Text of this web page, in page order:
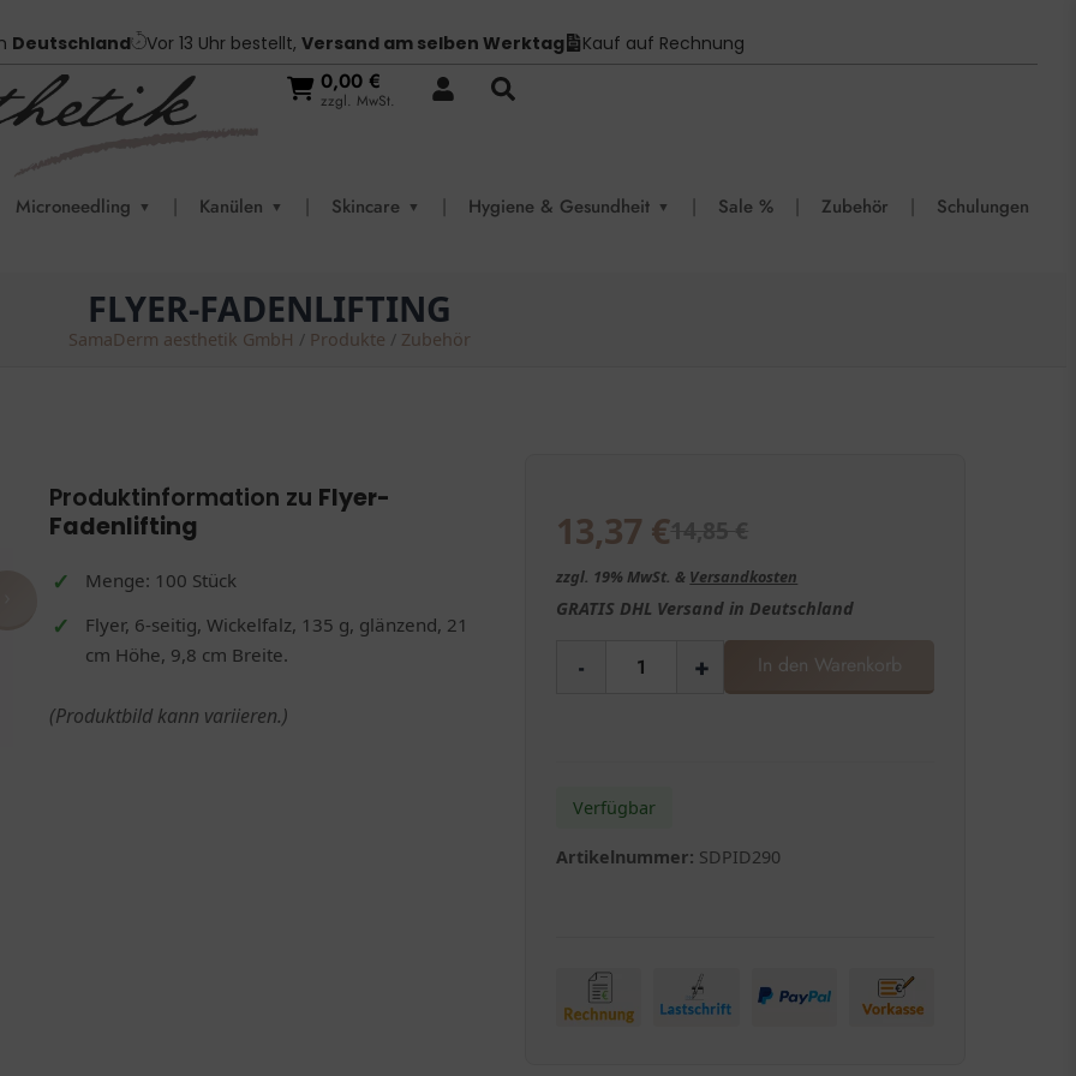
Deutschland Vor 13 Uhr bestellt, Versand am selben Werktag Kauf auf Rechnung
0,00 €
zzgl. MwSt.
Microneedling ▼ | Kanülen ▼ | Skincare ▼ | Hygiene & Gesundheit ▼ | Sale % | Zubehör | Schulungen
FLYER-FADENLIFTING
SamaDerm aesthetik GmbH / Produkte / Zubehör
Produktinformation zu Flyer-
Fadenlifting
Menge: 100 Stück
Flyer, 6-seitig, Wickelfalz, 135 g, glänzend, 21
cm Höhe, 9,8 cm Breite.
(Produktbild kann variieren.)
13,37 €
zzgl. 19% MwSt. & Versandkosten
GRATIS DHL Versand in Deutschland
- + In den Warenkorb
Verfügbar
Artikelnummer: SDPID290